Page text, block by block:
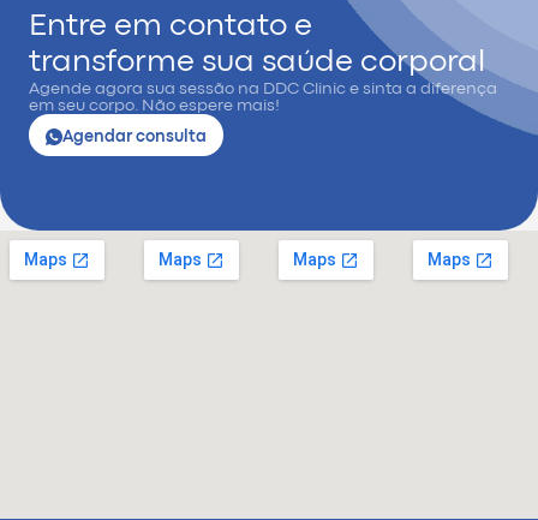
Entre em contato e
transforme sua saúde corporal
Agende agora sua sessão na DDC Clinic e sinta a diferença
em seu corpo. Não espere mais!
Agendar consulta